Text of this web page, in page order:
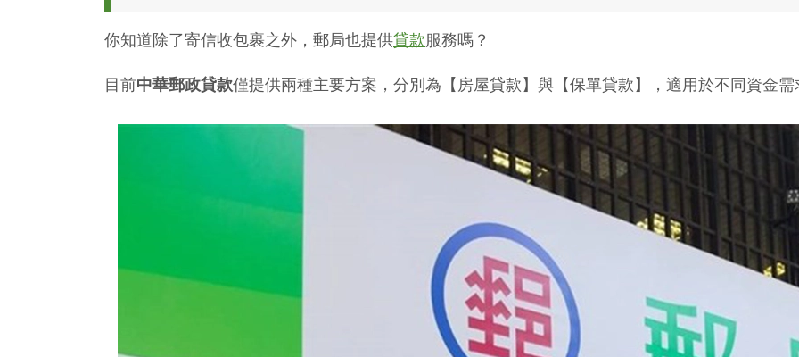
你知道除了寄信收包裹之外，郵局也提供貸款服務嗎？
目前中華郵政貸款僅提供兩種主要方案，分別為【房屋貸款】與【保單貸款】，適用於不同資金需